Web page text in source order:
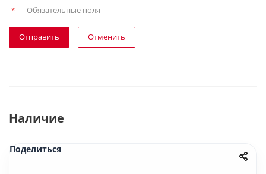
* — Обязательные поля
Отправить Отменить
Наличие
Поделиться